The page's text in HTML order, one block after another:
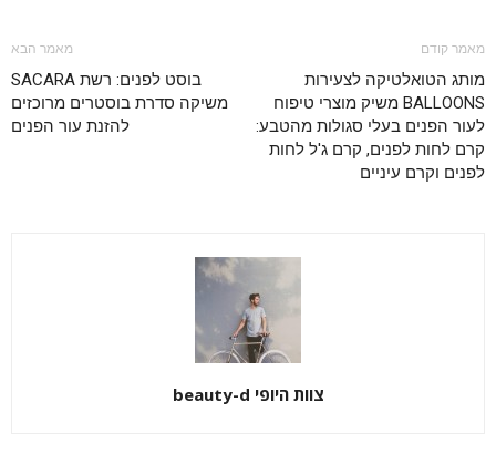
מאמר קודם
מותג הטואלטיקה לצעירות
BALLOONS משיק מוצרי טיפוח
לעור הפנים בעלי סגולות מהטבע:
קרם לחות לפנים, קרם ג'ל לחות
לפנים וקרם עיניים
מאמר הבא
בוסט לפנים: רשת SACARA
משיקה סדרת בוסטרים מרוכזים
להזנת עור הפנים
צוות היופי beauty-d